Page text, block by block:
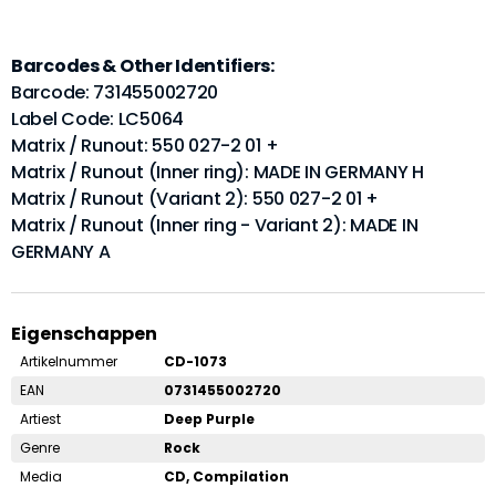
Barcodes & Other Identifiers:
Barcode: 731455002720
Label Code: LC5064
Matrix / Runout: 550 027-2 01 +
Matrix / Runout (Inner ring): MADE IN GERMANY H
Matrix / Runout (Variant 2): 550 027-2 01 +
Matrix / Runout (Inner ring - Variant 2): MADE IN
GERMANY A
Eigenschappen
Artikelnummer
CD-1073
EAN
0731455002720
Artiest
Deep Purple
Genre
Rock
Media
CD, Compilation